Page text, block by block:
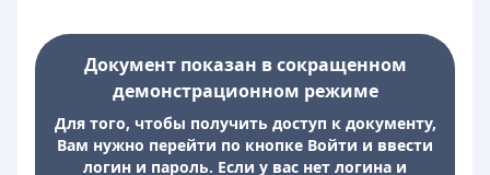
Документ показан в сокращенном
демонстрационном режиме
Для того, чтобы получить доступ к документу,
Вам нужно перейти по кнопке Войти и ввести
логин и пароль. Если у вас нет логина и